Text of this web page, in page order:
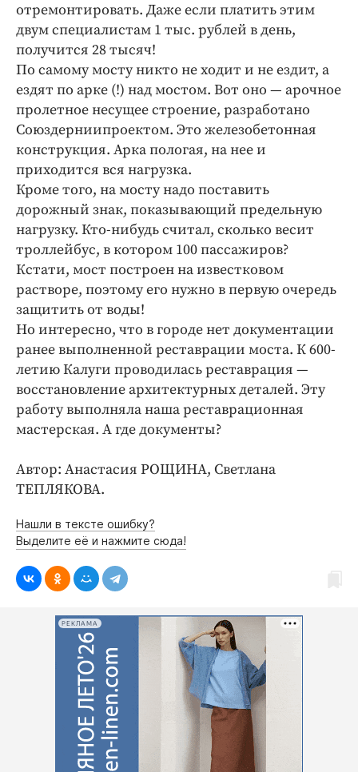
отремонтировать. Даже если платить этим
двум специалистам 1 тыс. рублей в день,
получится 28 тысяч!
По самому мосту никто не ходит и не ездит, а
ездят по арке (!) над мостом. Вот оно — арочное
пролетное несущее строение, разработано
Союздерниипроектом. Это железобетонная
конструкция. Арка пологая, на нее и
приходится вся нагрузка.
Кроме того, на мосту надо поставить
дорожный знак, показывающий предельную
нагрузку. Кто-нибудь считал, сколько весит
троллейбус, в котором 100 пассажиров?
Кстати, мост построен на известковом
растворе, поэтому его нужно в первую очередь
защитить от воды!
Но интересно, что в городе нет документации
ранее выполненной реставрации моста. К 600-
летию Калуги проводилась реставрация —
восстановление архитектурных деталей. Эту
работу выполняла наша реставрационная
мастерская. А где документы?
Автор: Анастасия РОЩИНА, Светлана
ТЕПЛЯКОВА.
Нашли в тексте ошибку?
Выделите её и нажмите сюда!
РЕКЛАМА